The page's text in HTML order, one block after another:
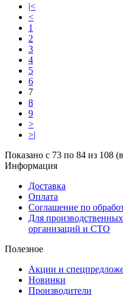
|<
<
1
2
3
4
5
6
7
8
9
>
>|
Показано с 73 по 84 из 108
Информация
Доставка
Оплата
Соглашение по
Для
организаций и СТО
Полезное
Акции и
Новинки
Производители